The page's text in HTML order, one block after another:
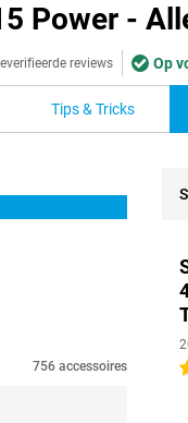
Power -
reviews Op
Tips & Tricks
756 accessoires